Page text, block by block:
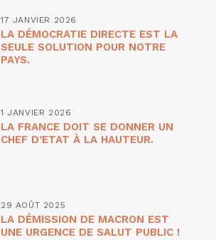
17 JANVIER 2026
LA DÉMOCRATIE DIRECTE EST LA
SEULE SOLUTION POUR NOTRE
PAYS.
1 JANVIER 2026
LA FRANCE DOIT SE DONNER UN
CHEF D’ETAT À LA HAUTEUR.
29 AOÛT 2025
LA DÉMISSION DE MACRON EST
UNE URGENCE DE SALUT PUBLIC !